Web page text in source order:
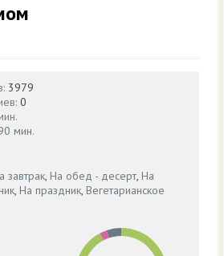
3979
0
мин.
завтрак, На обед - десерт, На
, На праздник, Вегетарианское